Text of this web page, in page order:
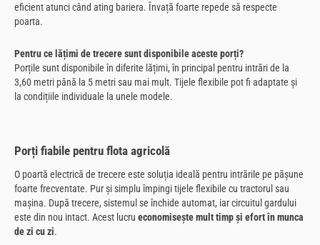
eficient atunci când ating bariera. Învață foarte repede să respecte
poarta.
Pentru ce lățimi de trecere sunt disponibile aceste porți?
Porțile sunt disponibile în diferite lățimi, în principal pentru intrări de la
3,60 metri până la 5 metri sau mai mult. Tijele flexibile pot fi adaptate și
la condițiile individuale la unele modele.
Porți fiabile pentru flota agricolă
O poartă electrică de trecere este soluția ideală pentru intrările pe pășune
foarte frecventate. Pur și simplu împingi tijele flexibile cu tractorul sau
mașina. După trecere, sistemul se închide automat, iar circuitul gardului
este din nou intact. Acest lucru economisește mult timp și efort în munca
de zi cu zi.